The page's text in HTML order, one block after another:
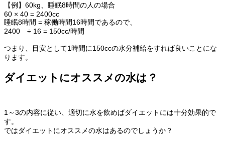
【例】60kg、睡眠8時間の人の場合
60 × 40 = 2400cc
睡眠8時間 = 稼働時間16時間であるので、
2400 ÷ 16 = 150cc/時間
つまり、目安として1時間に150ccの水分補給をすれば良いことにな
ります。
ダイエットにオススメの水は？
1～3の内容に従い、適切に水を飲めばダイエットには十分効果的で
す。
ではダイエットにオススメの水はあるのでしょうか？